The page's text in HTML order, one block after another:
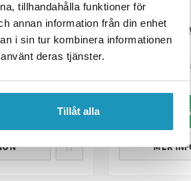
tillhandahålla funktioner för
annan information från din enhet
i sin tur kombinera informationen
deras tjänster.
Tillåt alla
520/600 Ryggstöd CF
2 I LAGER
+
MER